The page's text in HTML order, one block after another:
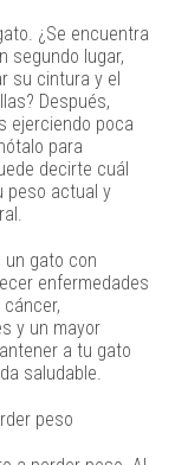
¿Se encuentra
segundo lugar,
su cintura y el
Después,
ejerciendo poca
para
decirte cuál
peso actual y
un gato con
enfermedades
y un mayor
a tu gato
saludable.
peso